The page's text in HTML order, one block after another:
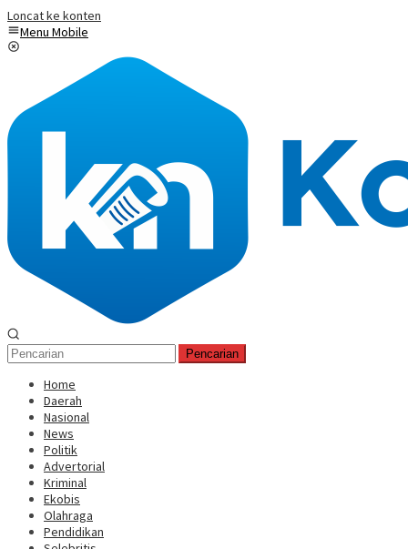
Loncat ke konten
Menu Mobile
Pencarian
Home
Daerah
Nasional
News
Politik
Advertorial
Kriminal
Ekobis
Olahraga
Pendidikan